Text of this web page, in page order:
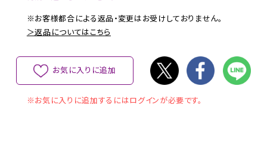
※お客様都合による返品・変更はお受けしておりません。
＞返品についてはこちら
お気に入りに追加
※お気に入りに追加するにはログインが必要です。